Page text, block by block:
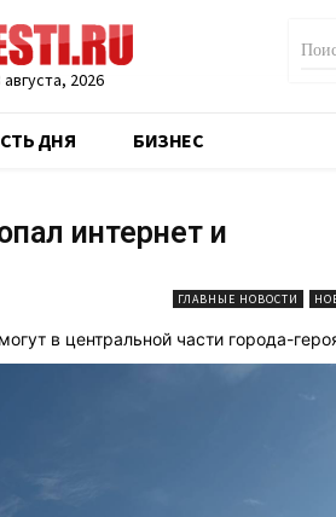
2026
ДНЯ БИЗНЕС
интернет и
ГЛАВНЫЕ НОВОСТИ
в центральной части города-